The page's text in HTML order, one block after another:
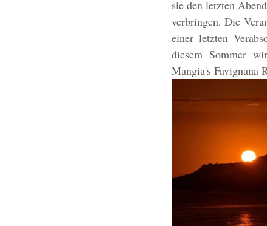
sie den letzten
verbringen. Die
einer letzten
diesem Sommer
Mangia's Favignana